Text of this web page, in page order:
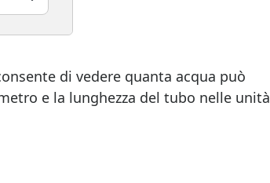
di vedere quanta acqua può
e la lunghezza del tubo nelle unità